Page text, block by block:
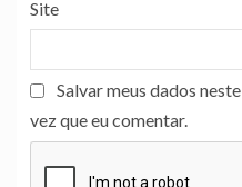
Site
Salvar meus dados
vez que eu comentar.